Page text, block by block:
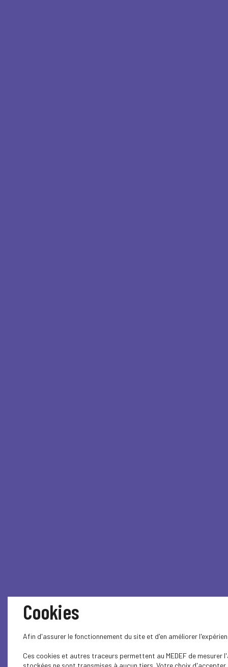
Cookies
Afin d'assurer le fonctionnement du site et d'en améliorer
Ces cookies et autres traceurs permettent au MEDEF de
stockées ne sont transmises à aucun tiers. Votre choix